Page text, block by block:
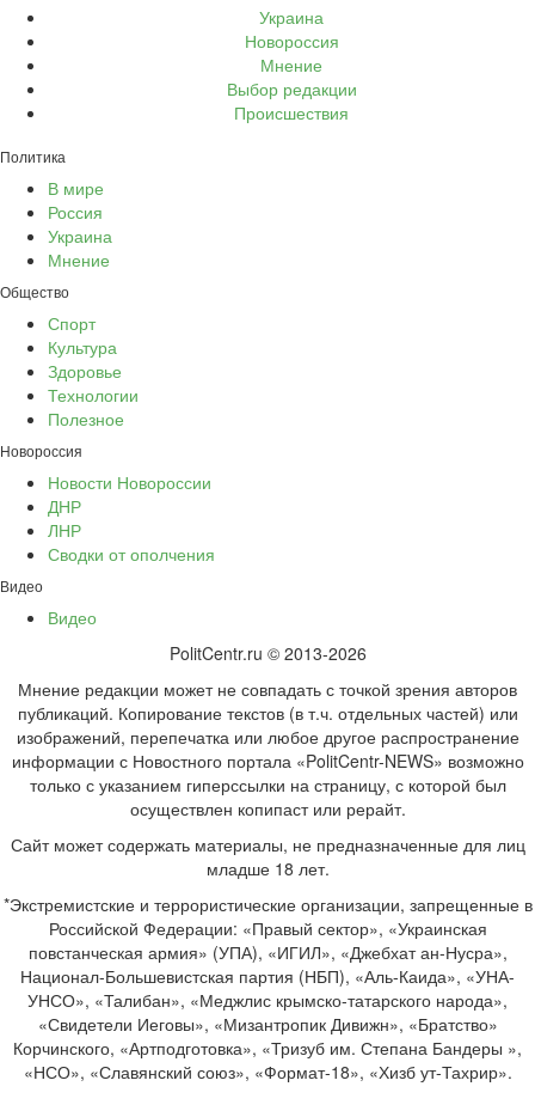
Украина
Новороссия
Мнение
Выбор редакции
Происшествия
Политика
В мире
Россия
Украина
Мнение
Общество
Спорт
Культура
Здоровье
Технологии
Полезное
Новороссия
Новости Новороссии
ДНР
ЛНР
Сводки от ополчения
Видео
Видео
PolitCentr.ru © 2013-2026
Мнение редакции может не совпадать с точкой зрения авторов
публикаций. Копирование текстов (в т.ч. отдельных частей) или
изображений, перепечатка или любое другое распространение
информации с Новостного портала «PolitCentr-NEWS» возможно
только с указанием гиперссылки на страницу, с которой был
осуществлен копипаст или рерайт.
Сайт может содержать материалы, не предназначенные для лиц
младше 18 лет.
*Экстремистские и террористические организации, запрещенные в
Российской Федерации: «Правый сектор», «Украинская
повстанческая армия» (УПА), «ИГИЛ», «Джебхат ан-Нусра»,
Национал-Большевистская партия (НБП), «Аль-Каида», «УНА-
УНСО», «Талибан», «Меджлис крымско-татарского народа»,
«Свидетели Иеговы», «Мизантропик Дивижн», «Братство»
Корчинского, «Артподготовка», «Тризуб им. Степана Бандеры »,
«НСО», «Славянский союз», «Формат-18», «Хизб ут-Тахрир».